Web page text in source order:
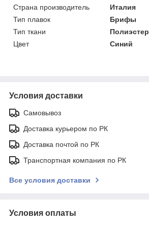
Страна производитель
Италия
Тип плавок
Брифы
Тип ткани
Полиэстер
Цвет
Синий
Условия доставки
Самовывоз
Доставка курьером по РК
Доставка почтой по РК
Транспортная компания по РК
Все условия доставки
Условия оплаты